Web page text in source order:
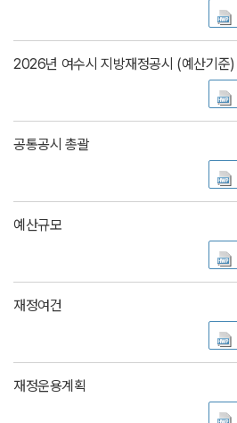
2026년 여수시 지방재정공시 (예산기준)
공통공시 총괄
예산규모
재정여건
재정운용계획